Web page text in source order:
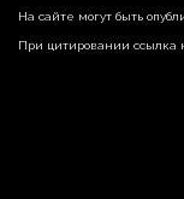
На сайте могут быть
При цитировании ссылка